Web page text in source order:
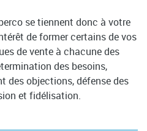
se tiennent donc à votre
de former certains de vos
de vente à chacune des
des besoins,
des objections, défense des
et fidélisation.